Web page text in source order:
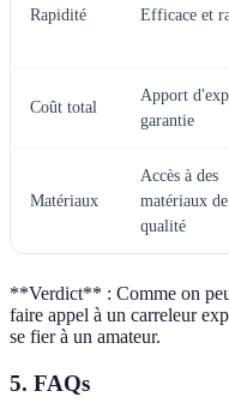
Rapidité Efficace et
Coût total
Apport
garantie
Matériaux
Accès à des
matériaux de
qualité
**Verdict** : Comme on
faire appel à un carreleur
se fier à un amateur.
5. FAQs